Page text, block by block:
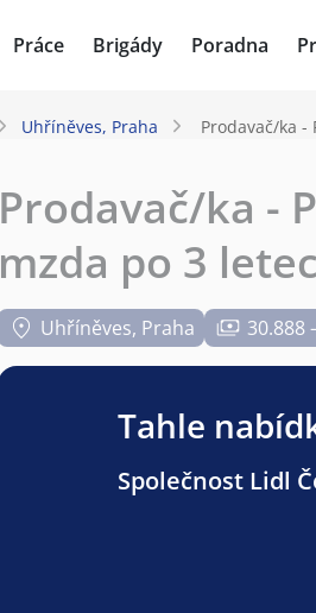
Práce Brigády Poradna
Uhříněves, Praha Prodavač/ka
Prodavač/ka -
mzda po 3
Uhříněves, Praha 30.888
Tahle
Společnost Lidl